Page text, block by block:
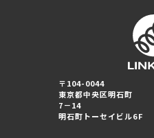
婚活パーティー（東京）
婚活パーティー（大阪）
〒104-0044
東京都中央区明石町
7－14
明石町トーセイビル6F